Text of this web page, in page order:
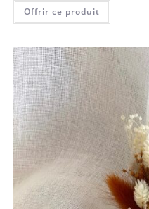
Offrir ce produit